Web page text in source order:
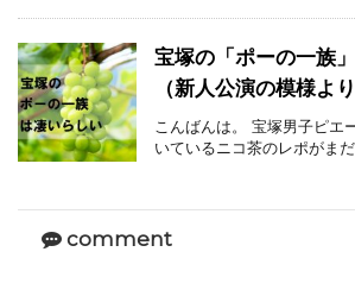
宝塚の「ポーの一族
（新人公演の模様より
こんばんは。 宝塚男子ピエ
いているニコ茶のレポがま
comment